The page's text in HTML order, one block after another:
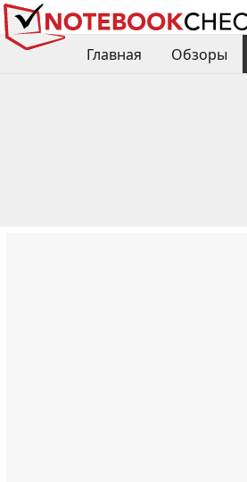
Главная Обзоры